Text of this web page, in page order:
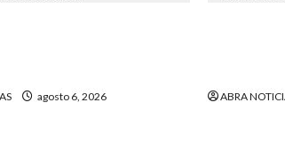
agosto 6, 2026 ABRA